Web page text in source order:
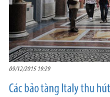
09/12/2015 19:29
Các bảo tàng Italy thu